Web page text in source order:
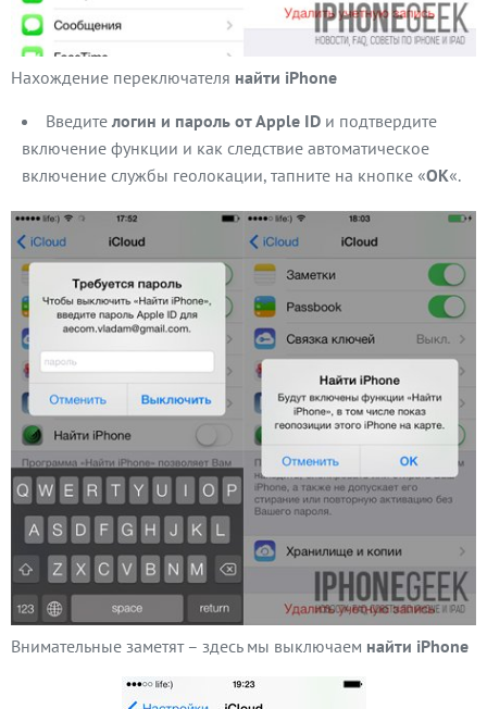
Нахождение переключателя найти iPhone
Введителогин и пароль от Apple ID и подтвердите
включение функции и как следствие автоматическое
включение службы геолокации, тапните на кнопке «ОК«.
Внимательные заметят – здесь мы выключаем найти iPhone